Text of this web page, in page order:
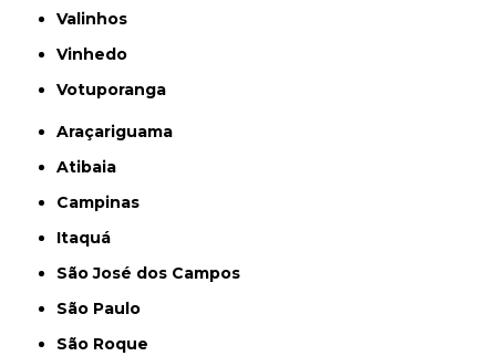
Valinhos
Vinhedo
Votuporanga
Araçariguama
Atibaia
Campinas
Itaquá
São José dos Campos
São Paulo
São Roque